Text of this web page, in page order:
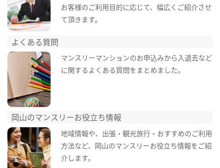
お客様のご利用目的に応じて、幅広くご紹介させ
て頂きます。
よくある質問
マンスリーマンションのお申込みから入退去など
に関するよくある質問をまとめました。
岡山のマンスリーお役立ち情報
地域情報や、出張・観光旅行・おすすめのご利用
方法など、岡山のマンスリーお役立ち情報をご紹
介します。